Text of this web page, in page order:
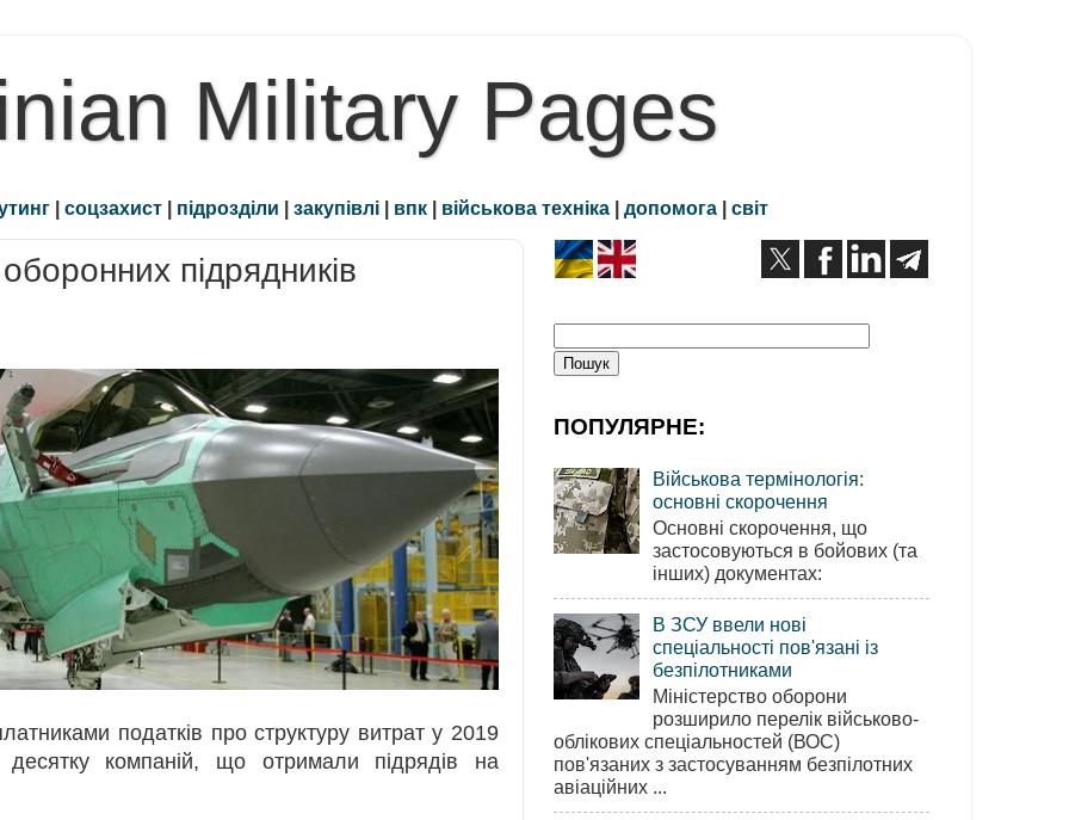
Military Pages
| соцзахист | підрозділи | закупівлі | впк | військова техніка | допомога | світ
підрядників
податків про структуру витрат у 2019
компаній, що отримали підрядів на
ПОПУЛЯРНЕ:
Військова термінологія:
основні скорочення
Основні скорочення, що
застосовуються в бойових (та
інших) документах:
В ЗСУ ввели нові
спеціальності пов'язані із
безпілотниками
Міністерство оборони
розширило перелік військово-
облікових спеціальностей (ВОС)
пов'язаних з застосуванням безпілотних
авіаційних ...